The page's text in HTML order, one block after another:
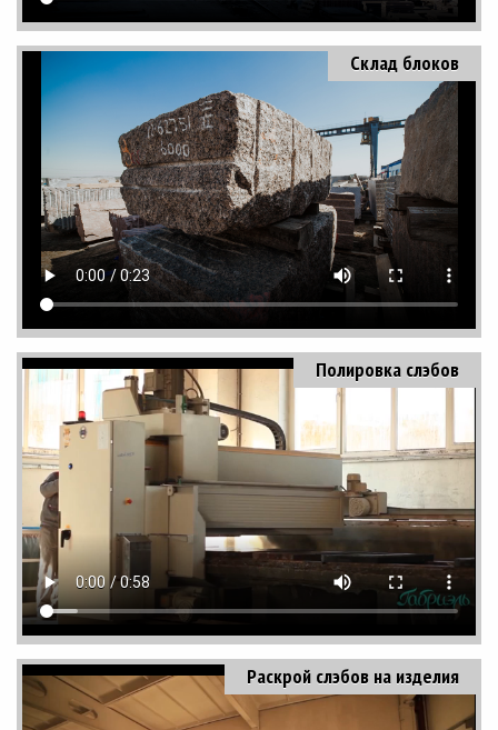
Склад блоков
Полировка слэбов
Раскрой слэбов на изделия